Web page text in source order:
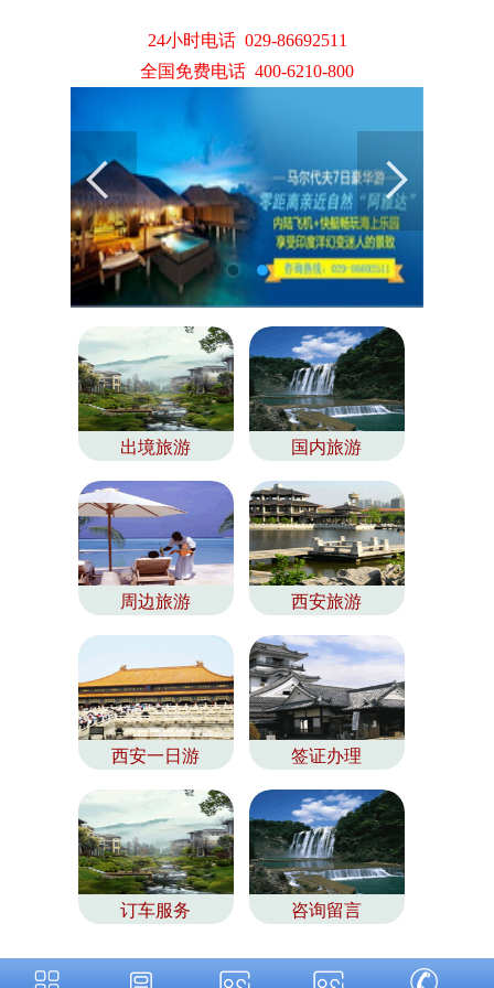
24小时电话 029-86692511
全国免费电话 400-6210-800
出境旅游 国内旅游
周边旅游 西安旅游
西安一日游 签证办理
订车服务 咨询留言